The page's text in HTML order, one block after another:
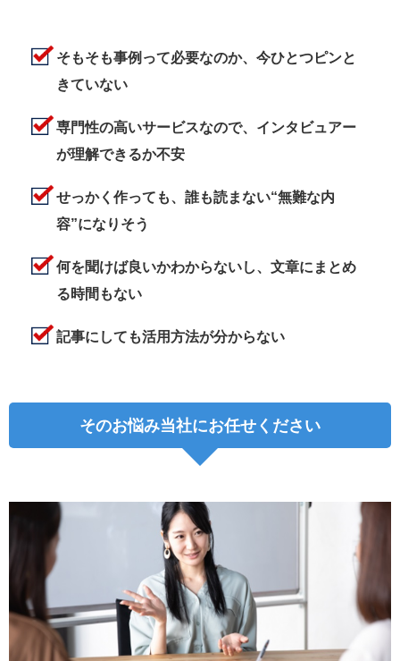
そもそも事例って必要なのか、今ひとつピンと
きていない
専門性の高いサービスなので、インタビュアー
が理解できるか不安
せっかく作っても、誰も読まない“無難な内
容”になりそう
何を聞けば良いかわからないし、文章にまとめ
る時間もない
記事にしても活用方法が分からない
そのお悩み当社にお任せください